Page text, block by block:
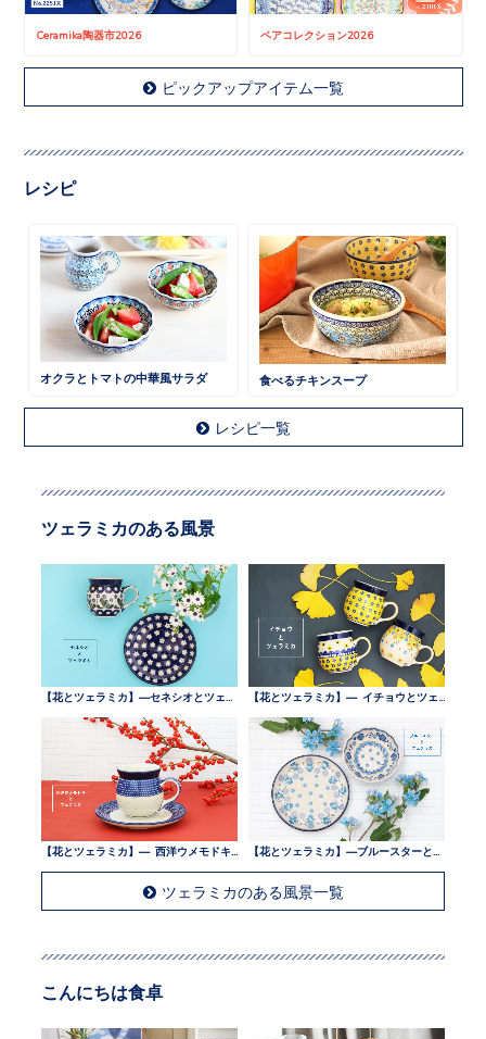
Ceramika陶器市2026 ペアコレクション2026
ピックアップアイテム一覧
レシピ
オクラとトマトの中華風サラダ 食べるチキンスープ
レシピ一覧
ツェラミカのある風景
ツェラミカのある風景一覧
こんにちは食卓